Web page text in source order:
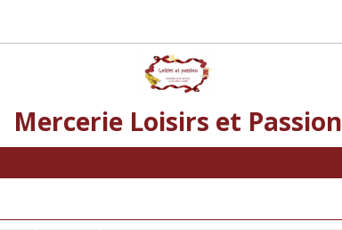
Mercerie Loisirs et Passion